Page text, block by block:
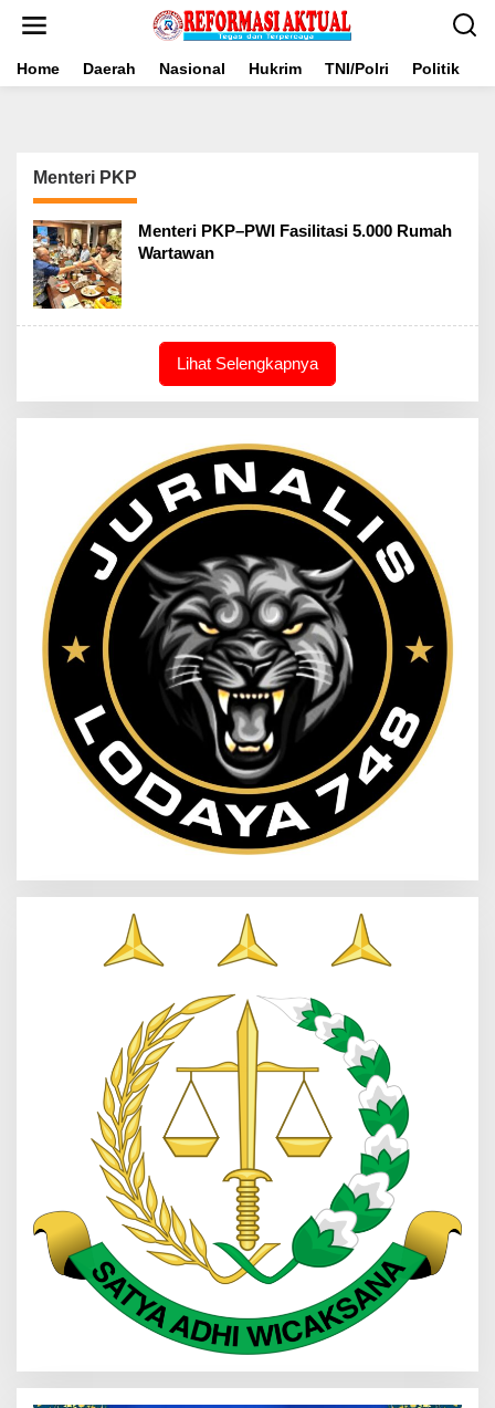
Home Daerah Nasional Hukrim TNI/Polri Politik
Menteri PKP
Menteri PKP–PWI Fasilitasi 5.000 Rumah
Wartawan
Lihat Selengkapnya